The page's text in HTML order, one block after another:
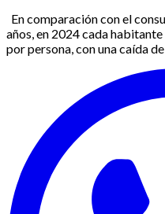
En comparación con el
años, en 2024 cada
por persona, con una caída